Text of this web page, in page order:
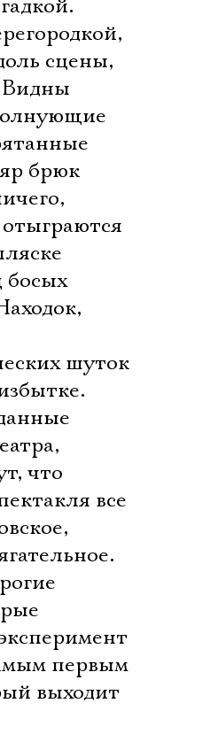
сцены,
Видны
брюк

босых
шуток
что
все
первым
выходит